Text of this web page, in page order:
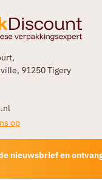
91250 Tigery
op
nieuwsbrief en